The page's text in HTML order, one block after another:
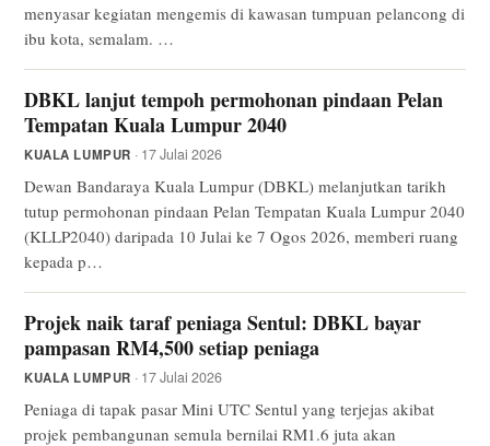
menyasar kegiatan mengemis di kawasan tumpuan pelancong di
ibu kota, semalam. …
DBKL lanjut tempoh permohonan pindaan Pelan
Tempatan Kuala Lumpur 2040
KUALA LUMPUR · 17 Julai 2026
Dewan Bandaraya Kuala Lumpur (DBKL) melanjutkan tarikh
tutup permohonan pindaan Pelan Tempatan Kuala Lumpur 2040
(KLLP2040) daripada 10 Julai ke 7 Ogos 2026, memberi ruang
kepada p…
Projek naik taraf peniaga Sentul: DBKL bayar
pampasan RM4,500 setiap peniaga
KUALA LUMPUR · 17 Julai 2026
Peniaga di tapak pasar Mini UTC Sentul yang terjejas akibat
projek pembangunan semula bernilai RM1.6 juta akan